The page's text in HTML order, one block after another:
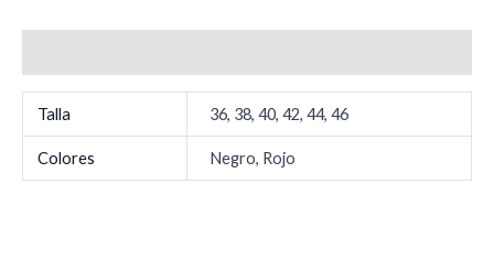
Talla 36, 38, 40, 42, 44, 46
Colores Negro, Rojo